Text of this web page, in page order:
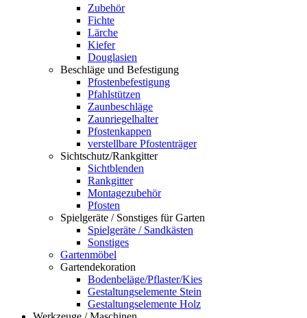
Zubehör
Fichte
Lärche
Kiefer
Douglasien
Beschläge und Befestigung
Pfostenbefestigung
Pfahlstützen
Zaunbeschläge
Zaunriegelhalter
Pfostenkappen
verstellbare Pfostenträger
Sichtschutz/Rankgitter
Sichtblenden
Rankgitter
Montagezubehör
Pfosten
Spielgeräte / Sonstiges für Garten
Spielgeräte / Sandkästen
Sonstiges
Gartenmöbel
Gartendekoration
Bodenbeläge/Pflaster/Kies
Gestaltungselemente Stein
Gestaltungselemente Holz